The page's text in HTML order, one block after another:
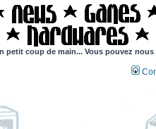
petit coup de main... Vous pouvez